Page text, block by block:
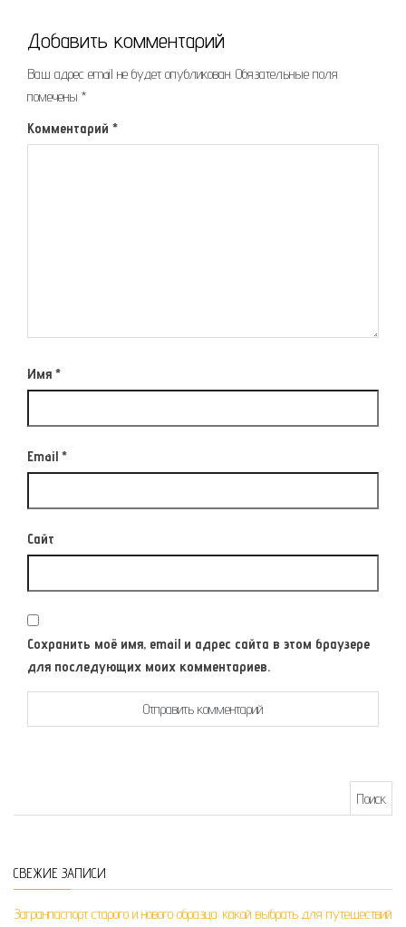
Добавить комментарий
Ваш адрес email не будет опубликован. Обязательные поля
помечены *
Комментарий *
Имя *
Email *
Сайт
Сохранить моё имя, email и адрес сайта в этом браузере
для последующих моих комментариев.
СВЕЖИЕ ЗАПИСИ
Загранпаспорт старого и нового образца: какой выбрать для путешествий